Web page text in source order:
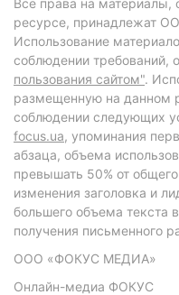
ресурсе, принадлежат
Использование
соблюдении требований,
пользования сайтом".
размещенную на данном
соблюдении следующих
focus.ua, упоминания
абзаца, объема
превышать 50% от
изменения заголовка и
большего объема текста
получения письменного
ООО «ФОКУС МЕДИА»
Онлайн-медиа ФОКУС